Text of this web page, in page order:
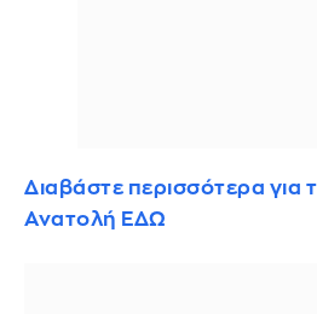
Διαβάστε περισσότερα για
Ανατολή ΕΔΩ